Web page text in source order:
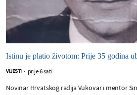
Istinu je platio životom: Prije 35 godina
VIJESTI - prije 6 sati
Novinar Hrvatskog radija Vukovar i mentor